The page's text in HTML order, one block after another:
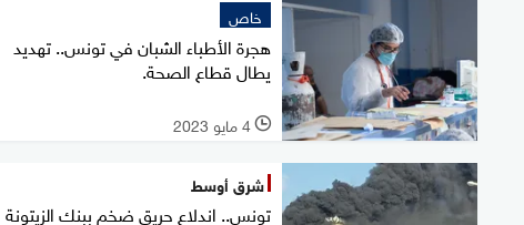
خاص
هجرة الأطباء الشبان في تونس.. تهديد
يطال قطاع الصحة.
l 4 مايو 2023
شرق أوسط
تونس.. اندلاع حريق ضخم ببنك الزيتونة